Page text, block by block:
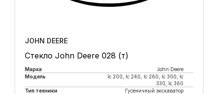
JOHN DEERE
Стекло John Deere 028 (т)
Марка
John Deere
Модель
lc 200, lc 240, lc 260, lc 300, lc
330, lc 360
Тип техники
Гусеничный экскаватор